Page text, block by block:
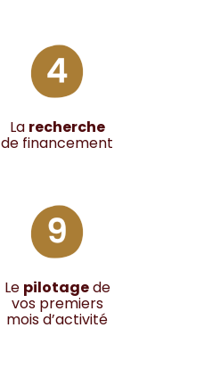
La recherche
de financement
Le pilotagede
vos premiers
mois d’activité